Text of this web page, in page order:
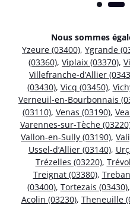
Nous sommes
Yzeure (03400), Ygrande
(03360), Viplaix (03370),
Villefranche-d’Allier
(03430), Vicq (03450),
Verneuil-en-Bourbonnais
(03110), Venas (03190),
Varennes-sur-Tèche
Vallon-en-Sully (03190),
Ussel-d’Allier (03140),
Trézelles (03220),
Treignat (03380),
(03400), Tortezais (03430),
Acolin (03230), Theneuille